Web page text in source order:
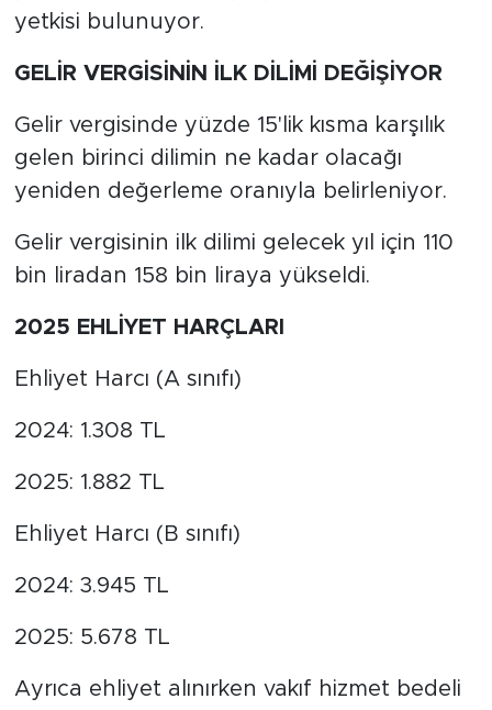
yetkisi bulunuyor.
GELİR VERGİSİNİN İLK DİLİMİ DEĞİŞİYOR
Gelir vergisinde yüzde 15'lik kısma karşılık
gelen birinci dilimin ne kadar olacağı
yeniden değerleme oranıyla belirleniyor.
Gelir vergisinin ilk dilimi gelecek yıl için 110
bin liradan 158 bin liraya yükseldi.
2025 EHLİYET HARÇLARI
Ehliyet Harcı (A sınıfı)
2024: 1.308 TL
2025: 1.882 TL
Ehliyet Harcı (B sınıfı)
2024: 3.945 TL
2025: 5.678 TL
Ayrıca ehliyet alınırken vakıf hizmet bedeli